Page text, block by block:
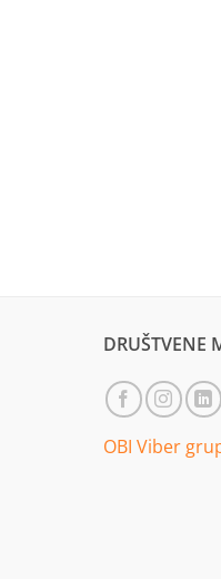
DRUŠTVENE
OBI Viber